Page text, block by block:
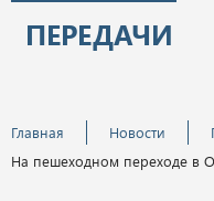
ПЕРЕДАЧИ
Главная Новости
На пешеходном переходе в